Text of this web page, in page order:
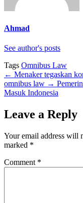
Ahmad
See author's posts
Tags Omnibus Law
← Menaker tegaskan
omnibus law →
Masuk Indonesia
Leave a Reply
Your email address will
marked *
Comment *